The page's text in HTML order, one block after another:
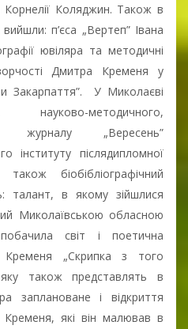
Коляджин. Також в
п’єса „Вертеп” Івана
ювіляра та методичні
Дмитра Кременя у
Закарпаття”. У Миколаєві
методичного,
журналу „Вересень”
інституту післядипломної
біобібліографічний
талант, в якому зійшлися
Миколаївською обласною
світ і поетична
Кременя „Скрипка з того
також представлять в
заплановане і відкриття
які він малював в